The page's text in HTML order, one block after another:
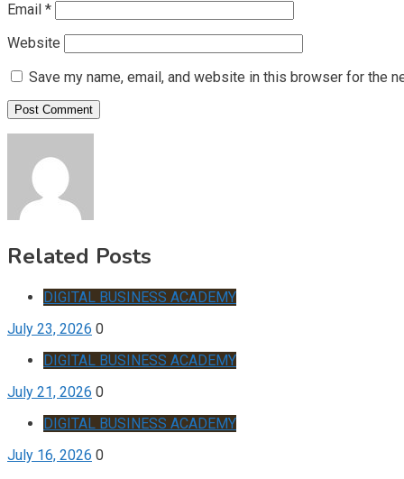
Email *
Website
Save my name, email, and website in this browser for the
Related Posts
DIGITAL BUSINESS ACADEMY
July 23, 2026 0
DIGITAL BUSINESS ACADEMY
July 21, 2026 0
DIGITAL BUSINESS ACADEMY
July 16, 2026 0